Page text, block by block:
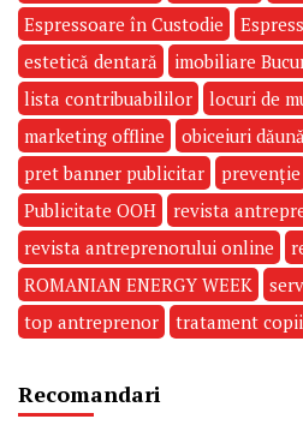
Espressoare în Custodie
estetică dentară
imobiliare
lista contribuabililor
locuri de
marketing offline
obiceiuri
pret banner publicitar
prevenție
Publicitate OOH
revista
revista antreprenorului online
ROMANIAN ENERGY WEEK
top antreprenor
tratament copii
Recomandari